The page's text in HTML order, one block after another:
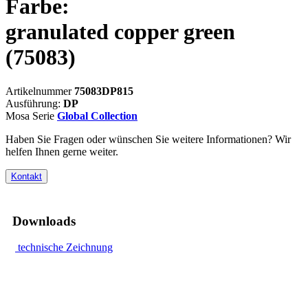
Farbe:
granulated copper green
(75083)
Artikelnummer 75083DP815
Ausführung: DP
Mosa Serie Global Collection
Haben Sie Fragen oder wünschen Sie weitere Informationen? Wir
helfen Ihnen gerne weiter.
Kontakt
Downloads
technische Zeichnung